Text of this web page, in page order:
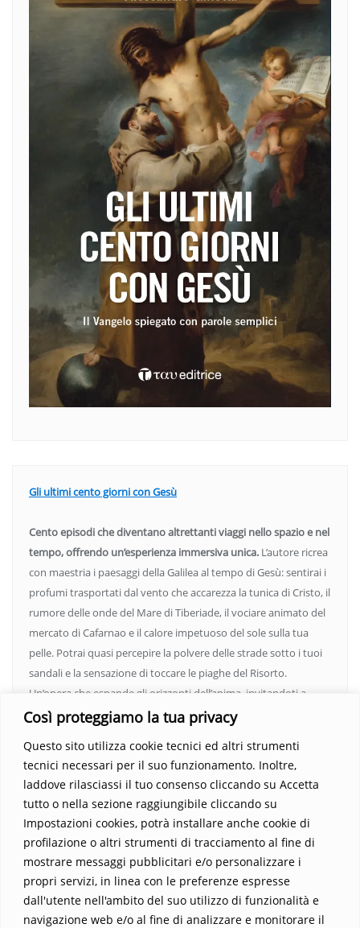
Così proteggiamo la tua privacy
Questo sito utilizza cookie tecnici ed altri strumenti
tecnici necessari per il suo funzionamento. Inoltre,
laddove rilasciassi il tuo consenso cliccando su Accetta
tutto o nella sezione raggiungibile cliccando su
Impostazioni cookies, potrà installare anche cookie di
profilazione o altri strumenti di tracciamento al fine di
mostrare messaggi pubblicitari e/o personalizzare i
propri servizi, in linea con le preferenze espresse
dall'utente nell'ambito del suo utilizzo di funzionalità e
navigazione web e/o al fine di analizzare e monitorare il
Gli ultimi cento giorni con Gesù
Cento episodi che diventano altrettanti viaggi nello spazio e nel
tempo, offrendo un’esperienza immersiva unica. L’autore ricrea
con maestria i paesaggi della Galilea al tempo di Gesù: sentirai i
profumi trasportati dal vento che accarezza la tunica di Cristo, il
rumore delle onde del Mare di Tiberiade, il vociare animato del
mercato di Cafarnao e il calore impetuoso del sole sulla tua
pelle. Potrai quasi percepire la polvere delle strade sotto i tuoi
sandali e la sensazione di toccare le piaghe del Risorto.
Un’opera che espande gli orizzonti dell’anima, invitandoti a
vedere oltre i confini del conosciuto. Scopri un mondo in cui
indimenticabile.Non perdere l’occasione di immergerti in
questo viaggio straordinario. Acquista il libro e lascia che la
Parola trasformi la tua vita